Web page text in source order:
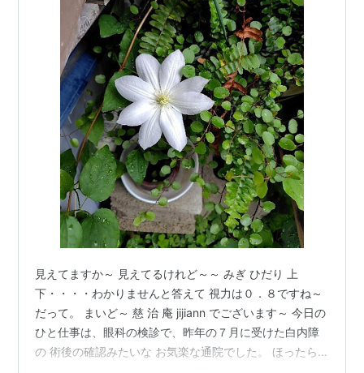
見えてますか～ 見えてるけれど～～ みぎ ひだり 上
下・・・・わかりませんと答えて 視力は０．８ですね～
だって。 まいど～ 慈 治 庵 jijiann でございます～ 今日の
ひと仕事は、眼科の検診で、昨年の７月に受けた白内障
の 術後の確認みたいな お気楽な通院でした。 ほったら